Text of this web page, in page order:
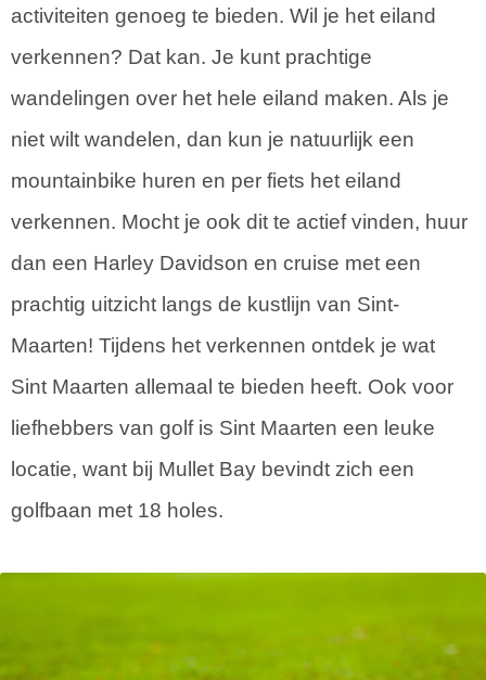
activiteiten genoeg te bieden. Wil je het eiland
verkennen? Dat kan. Je kunt prachtige
wandelingen over het hele eiland maken. Als je
niet wilt wandelen, dan kun je natuurlijk een
mountainbike huren en per fiets het eiland
verkennen. Mocht je ook dit te actief vinden, huur
dan een Harley Davidson en cruise met een
prachtig uitzicht langs de kustlijn van Sint-
Maarten! Tijdens het verkennen ontdek je wat
Sint Maarten allemaal te bieden heeft. Ook voor
liefhebbers van golf is Sint Maarten een leuke
locatie, want bij Mullet Bay bevindt zich een
golfbaan met 18 holes.